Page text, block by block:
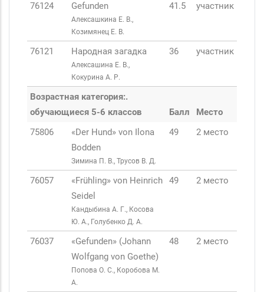
76124 Gefunden
Алексашкина Е. В.,
Козимянец Е. В.
41.5 участник
76121 Народная загадка
Алексашина Е. В.,
Кокурина А. Р.
36 участник
Возрастная категория:.
обучающиеся 5-6 классов
Балл
Место
75806
«Der Hund» von Ilona
Bodden
Зимина П. В., Трусов В. Д.
49 2 место
76057
«Frühling» von Heinrich
Seidel
Кандыбина А. Г., Косова
Ю. А., Голубенко Д. А.
49 2 место
76037
«Gefunden» (Johann
Wolfgang von Goethe)
Попова О. С., Коробова М.
А.
48 2 место